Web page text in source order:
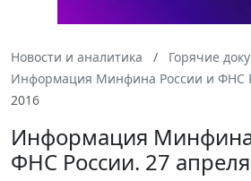
Новости и аналитика
Горячие
Информация Минфина России и ФНС
2016
Информация Минфина
ФНС России. 27